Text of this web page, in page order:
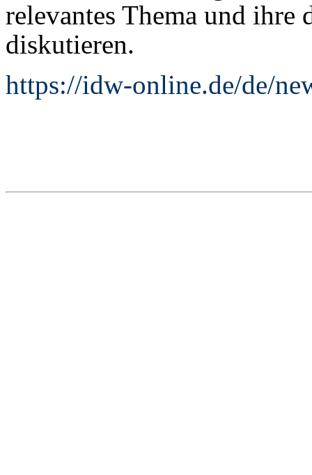
relevantes Thema und ihre
diskutieren.
https://idw-online.de/de/